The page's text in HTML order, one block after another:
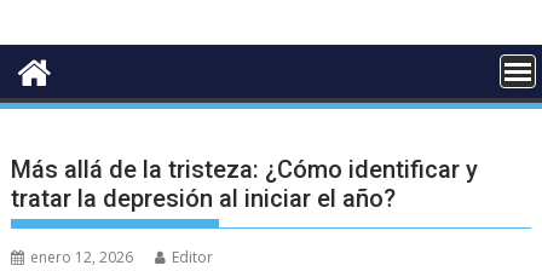
Más allá de la tristeza: ¿Cómo identificar y
tratar la depresión al iniciar el año?
enero 12, 2026 Editor